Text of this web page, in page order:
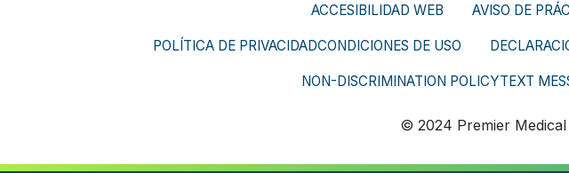
ACCESIBILIDAD WEB AVISO DE
POLÍTICA DE PRIVACIDADCONDICIONES DE USO
NON-DISCRIMINATION POLICYTEXT
© 2024 Premier